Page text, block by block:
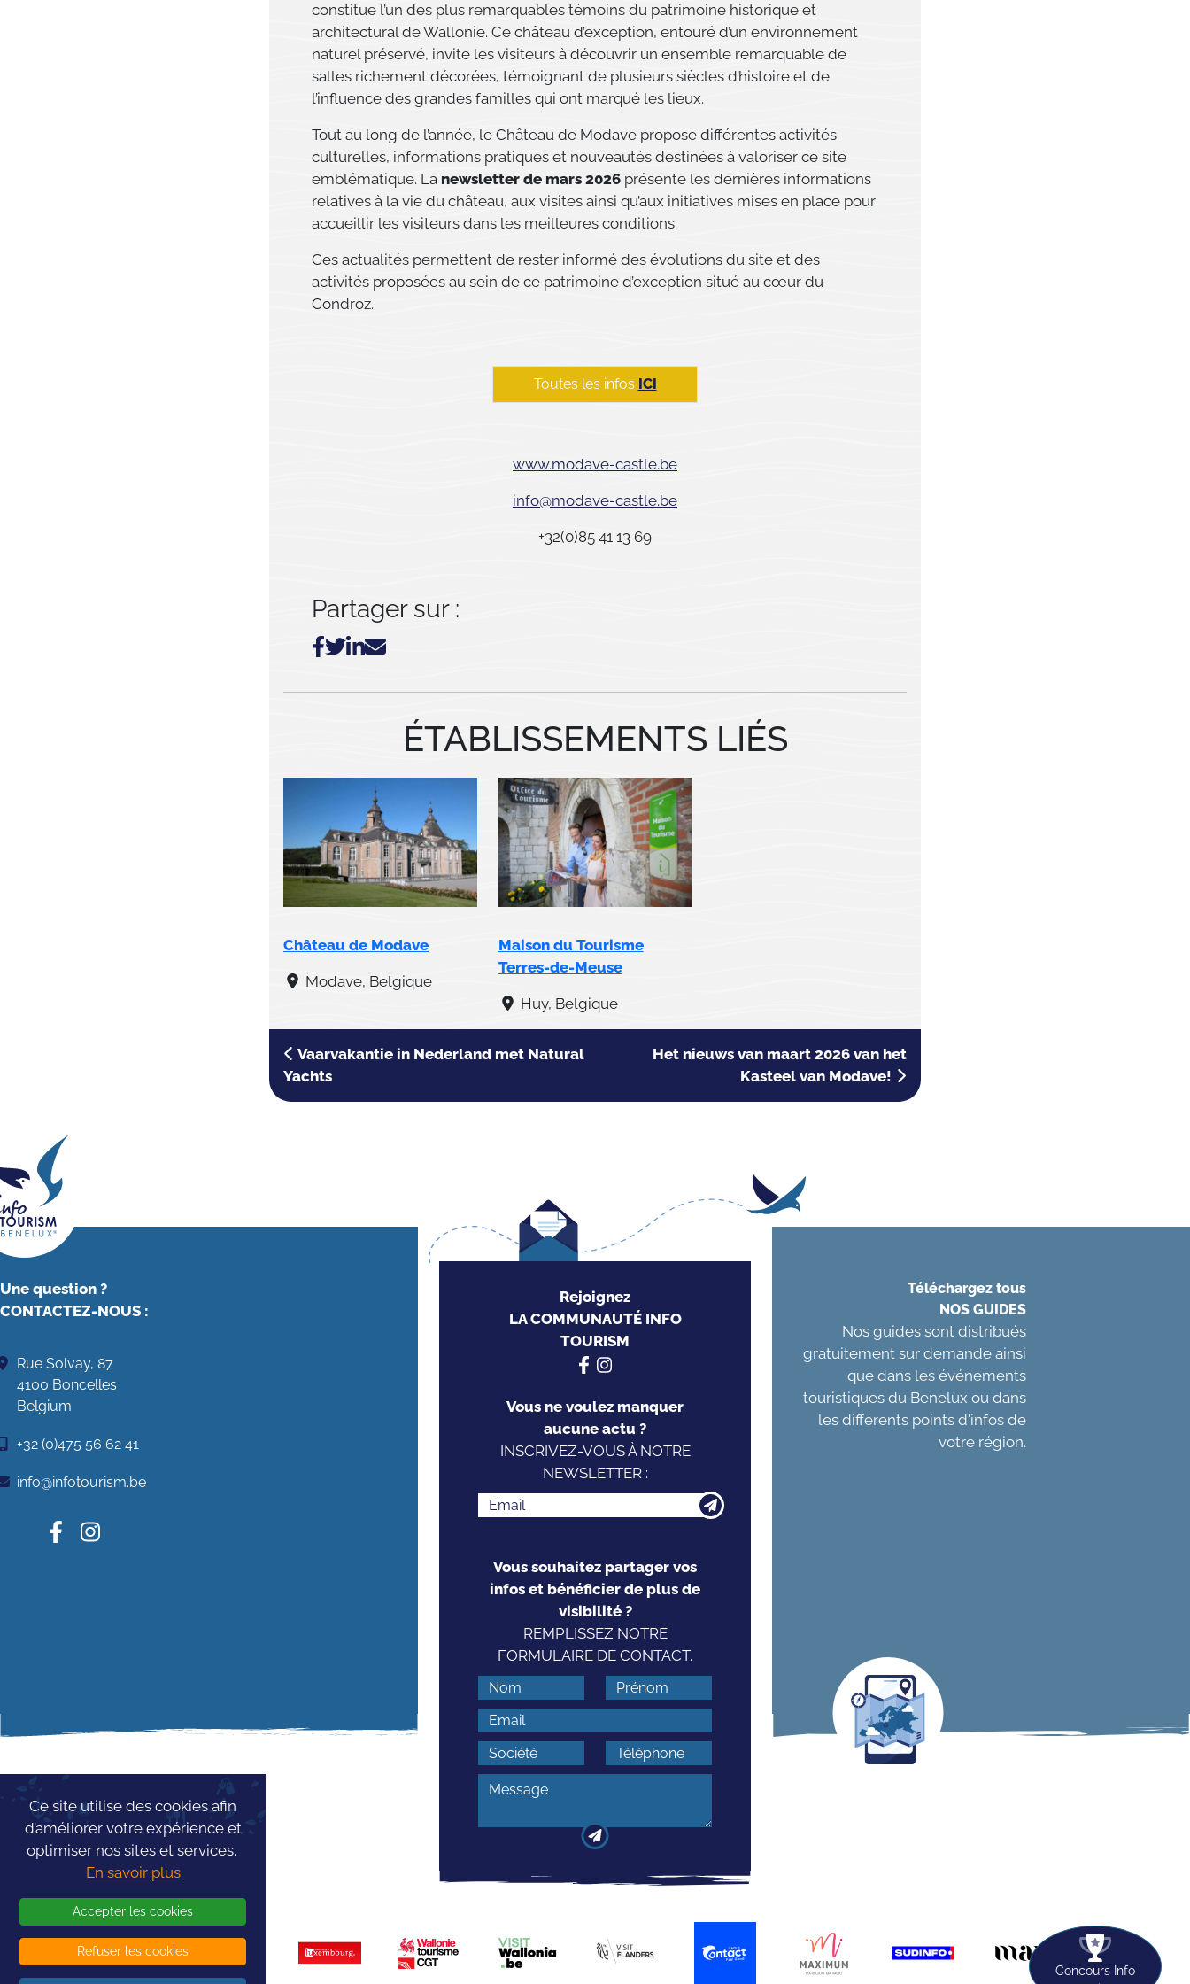
Concours Info
constitue l’un des plus remarquables témoins du patrimoine historique et
architectural de Wallonie. Ce château d’exception, entouré d’un environnement
naturel préservé, invite les visiteurs à découvrir un ensemble remarquable de
salles richement décorées, témoignant de plusieurs siècles d’histoire et de
l’influence des grandes familles qui ont marqué les lieux.
Tout au long de l’année, le Château de Modave propose différentes activités
culturelles, informations pratiques et nouveautés destinées à valoriser ce site
emblématique. La newsletter de mars 2026 présente les dernières informations
relatives à la vie du château, aux visites ainsi qu’aux initiatives mises en place pour
accueillir les visiteurs dans les meilleures conditions.
Ces actualités permettent de rester informé des évolutions du site et des
activités proposées au sein de ce patrimoine d’exception situé au cœur du
Condroz.
Toutes les infos ICI
www.modave-castle.be
info@modave-castle.be
+32(0)85 41 13 69
Partager sur :
ÉTABLISSEMENTS LIÉS
Château de Modave
Modave, Belgique
Maison du Tourisme
Terres-de-Meuse
Huy, Belgique
Vaarvakantie in Nederland met Natural
Yachts
Het nieuws van maart 2026 van het
Kasteel van Modave!
Une question ?
CONTACTEZ-NOUS :
Rue Solvay, 87
4100 Boncelles
Belgium
+32 (0)475 56 62 41
info@infotourism.be
Rejoignez
LA COMMUNAUTÉ INFO
TOURISM
Vous ne voulez manquer
aucune actu ?
INSCRIVEZ-VOUS À NOTRE
NEWSLETTER :
Vous souhaitez partager vos
infos et bénéficier de plus de
visibilité ?
REMPLISSEZ NOTRE
FORMULAIRE DE CONTACT.
Téléchargez tous
NOS GUIDES
Nos guides sont distribués
gratuitement sur demande ainsi
que dans les événements
touristiques du Benelux ou dans
les différents points d'infos de
votre région.
Ce site utilise des cookies afin
d’améliorer votre expérience et
optimiser nos sites et services.
En savoir plus
Accepter les cookies
Refuser les cookies